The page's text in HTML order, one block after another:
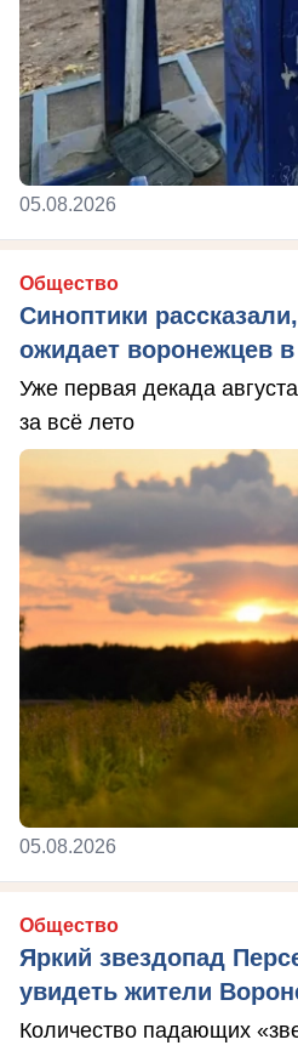
05.08.2026
Общество
Синоптики
ожидает воронежцев в
Уже первая декада
за всё лето
05.08.2026
Общество
Яркий звездопад
увидеть жители
Количество падающих